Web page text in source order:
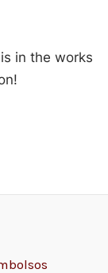
in the works